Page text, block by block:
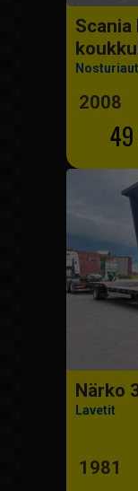
Scania
2008
Närko
Lavetit
1981